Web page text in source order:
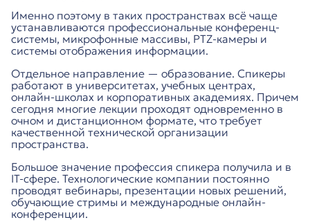
Именно поэтому в таких пространствах всё чаще
устанавливаются профессиональные конференц-
системы, микрофонные массивы, PTZ-камеры и
системы отображения информации.
Отдельное направление — образование. Спикеры
работают в университетах, учебных центрах,
онлайн-школах и корпоративных академиях. Причем
сегодня многие лекции проходят одновременно в
очном и дистанционном формате, что требует
качественной технической организации
пространства.
Большое значение профессия спикера получила и в
IT-сфере. Технологические компании постоянно
проводят вебинары, презентации новых решений,
обучающие стримы и международные онлайн-
конференции.